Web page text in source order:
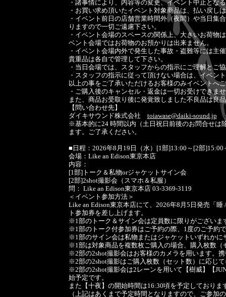
・諸事情により、内容等の変更、イベント中止とな
・お買い求め頂いたイベント対象商品は、払い戻し
・イベント前日の店舗営業時間外（夜間）や当日集
りますので一切ご遠慮下さい。
・イベント会場のスペースの関係上、大きいお荷物
ベント会場ではお荷物のお預かりは出来ません。
・イベント会場内外で発生した事故・盗難等には主
貴重品は各自で管理して下さい。
・当日会場では、スタッフからの指示にご理解とご
・スタッフの指示に従って頂けない場合は、イベン
以上の事をご了承いただけるお客様のみイベントへ
・ご購入後のキャンセル・返金は一切お受けできま
また、商品お受取り後に発覚致しました不良品は良
【問い合わせ先】
ダイキサウンド株式会社 toiawase@daiki-sound.jp
※基本的に24 時間以内（土日祝日前後のお問合せは
ます。ご了承ください。
■日程：2026年8月19日（水）[1部]13:00～[2部]15:00
会場：Like an Edison東京本店
内容：
[1部]トーク＆私物orジャケットサイン会
[2部]2shot撮影会（スマホ＆私服）
問： Like an Edison東京本店 03-3369-3119
＜イベント参加方法＞
Like an Edison東京本店にて、2026年8月5日発売「
ト参加券を差し上げます。
※1部のトーク＆サイン会は定員数に限りがござい
※1部のトーク付参加券はご予約の際、1度のご予約
※1部のサイン会は私物またはジャケットいずれか
※1部は対象商品を複数枚ご購入の場合、購入枚数
※2部の2shot撮影会はお客様のカメラを用います。
※2部の2shot撮影はご購入枚数（セット数）に応じ
※2部の2shot撮影会は2レーンを用いて【樹威】【
始予定です。
また【十夜】の開始時間は16:30頃を予定しておりま
（上記はあくまで予定時間となりますので、ご参